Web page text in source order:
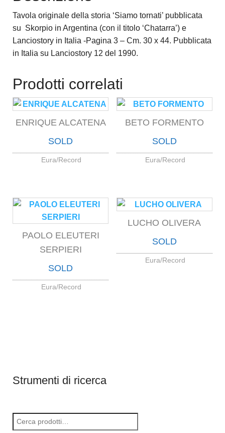
Tavola originale della storia ‘Siamo tornati’ pubblicata
su Skorpio in Argentina (con il titolo ‘Chatarra’) e
Lanciostory in Italia -Pagina 3 – Cm. 30 x 44. Pubblicata
in Italia su Lanciostory 12 del 1990.
Prodotti correlati
ENRIQUE ALCATENA
SOLD
Eura/Record
BETO FORMENTO
SOLD
Eura/Record
PAOLO ELEUTERI
SERPIERI
SOLD
Eura/Record
LUCHO OLIVERA
SOLD
Eura/Record
Strumenti di ricerca